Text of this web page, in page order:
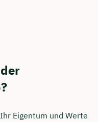
Eigentum und Werte